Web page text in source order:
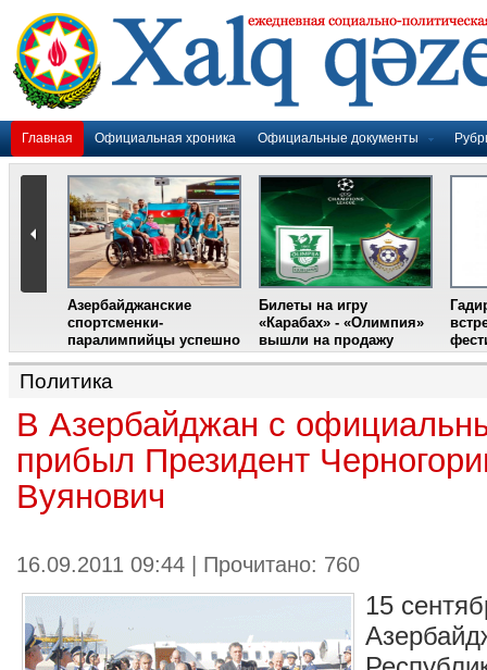
Главная Официальная хроника Официальные документы
Азербайджанские
спортсменки-
паралимпийцы успешно
выступили на III
Международном
фестивале парашютного
Билеты на игру
«Карабах» - «Олимпия»
вышли на продажу
Политика
В Азербайджан с
прибыл Президент
Вуянович
16.09.2011 09:44 | Прочитано: 760
15